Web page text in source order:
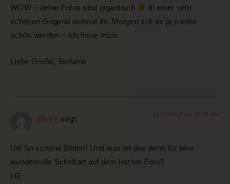
WOW – deine Fotos sind gigantisch
In einer sehr
schönen Gegend wohnst ihr. Morgen soll es ja wieder
schön werden – ich freue mich.
Liebe Grüße, Stefanie
MelliV sagt: 22/10/2012 um 20:59 Uhr
Uii! So schöne Bilder!! Und was ist das denn für eine
wundervolle Schriftart auf dem letzten Foto?
LG